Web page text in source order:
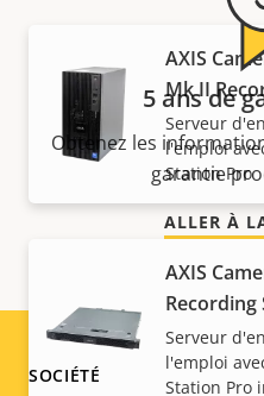
AXIS
Mk II
Serveur
l'emploi
Station Pro
AXIS
Recording
Serveur
l'emploi
Station Pro
5 ans de
Obtenez les
garantie
ALLER À
Footer
SOCIÉTÉ